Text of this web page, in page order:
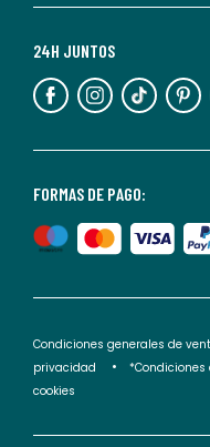
FORMAS DE PAGO:
24H JUNTOS
Condiciones generales de
privacidad
*Condiciones
cookies